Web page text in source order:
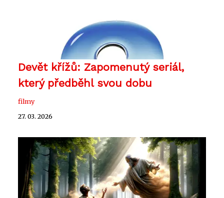
Devět křížů: Zapomenutý seriál,
který předběhl svou dobu
filmy
27. 03. 2026